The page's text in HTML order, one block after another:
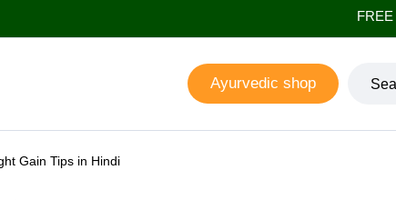
FREE SHIPPING
Ayurvedic shop
Gain Tips in Hindi